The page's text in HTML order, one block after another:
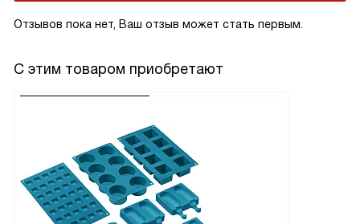
Отзывов пока нет, Ваш отзыв может стать первым.
С этим товаром приобретают